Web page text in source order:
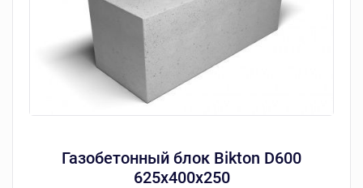
Газобетонный блок Bikton D600
625х400х250